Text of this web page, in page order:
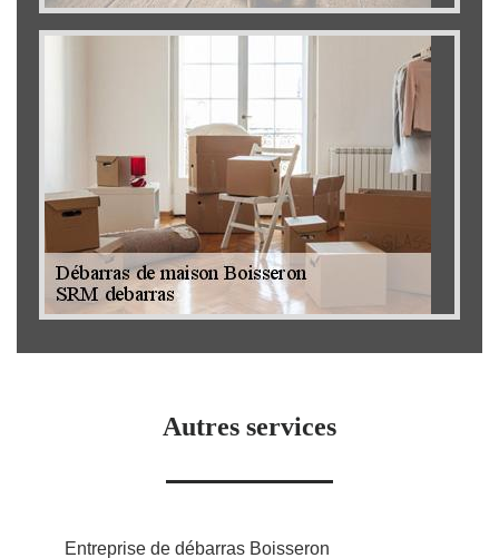
Autres services
Entreprise de débarras Boisseron